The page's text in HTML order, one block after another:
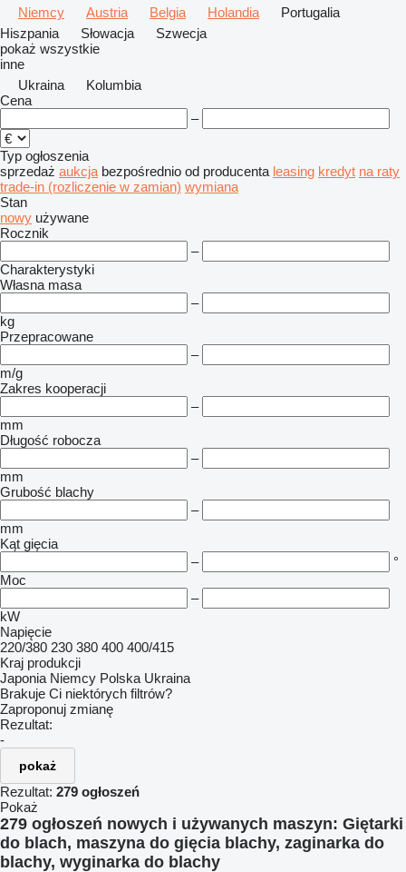
Niemcy
Austria Belgia Holandia
Portugalia
Hiszpania
Słowacja
Szwecja
pokaż wszystkie
inne
Ukraina
Kolumbia
Cena
–
Typ ogłoszenia
sprzedaż aukcja bezpośrednio od producenta leasing kredyt na raty
trade-in (rozliczenie w zamian) wymiana
Stan
nowy używane
Rocznik
–
Charakterystyki
Własna masa
–
kg
Przepracowane
–
m/g
Zakres kooperacji
–
mm
Długość robocza
–
mm
Grubość blachy
–
mm
Kąt gięcia
–
°
Moc
–
kW
Napięcie
220/380 230 380 400 400/415
Kraj produkcji
Japonia Niemcy Polska Ukraina
Brakuje Ci niektórych filtrów?
Zaproponuj zmianę
Rezultat:
-
pokaż
Rezultat: 279 ogłoszeń
Pokaż
279 ogłoszeń nowych i używanych maszyn: Giętarki
do blach, maszyna do gięcia blachy, zaginarka do
blachy, wyginarka do blachy